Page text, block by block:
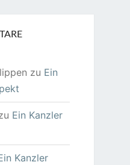
zu Ein
Ein Kanzler
Kanzler